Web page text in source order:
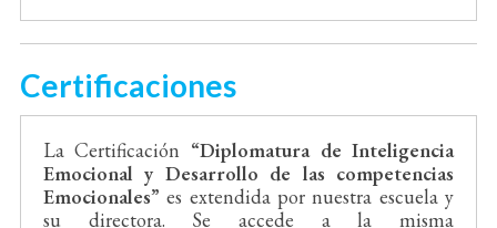
Certificaciones
La Certificación “Diplomatura de Inteligencia
Emocional y Desarrollo de las competencias
Emocionales” es extendida por nuestra escuela y
su directora. Se accede a la misma